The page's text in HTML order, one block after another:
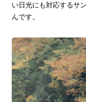
い日光にも対応するサ
んです。